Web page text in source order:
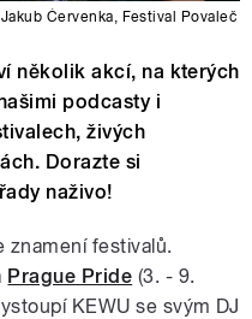
Jakub Červenka, Festival Povaleč
několik akcí, na kterých
podcasty i
živých
Dorazte si
naživo!
znamení festivalů.
Prague Pride (3. - 9.
KEWU se svým DJ